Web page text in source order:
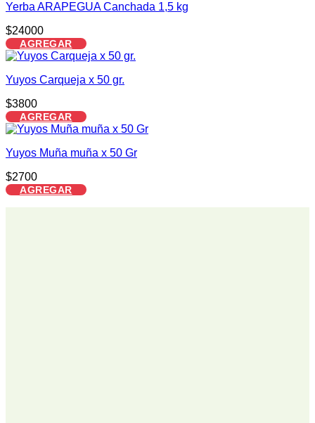
Yerba ARAPEGUA Canchada 1,5 kg
$24000
AGREGAR
Yuyos Carqueja x 50 gr.
$3800
AGREGAR
Yuyos Muña muña x 50 Gr
$2700
AGREGAR